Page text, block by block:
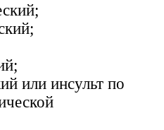
или инсульт по